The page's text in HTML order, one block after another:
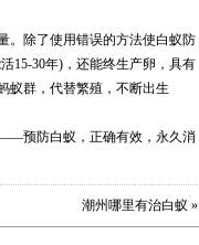
。除了使用错误的方法使白蚁防
15-30年)，还能终生产卵，具有
蚂蚁群，代替繁殖，不断出生
预防白蚁，正确有效，永久消
潮州哪里有治白蚁 »